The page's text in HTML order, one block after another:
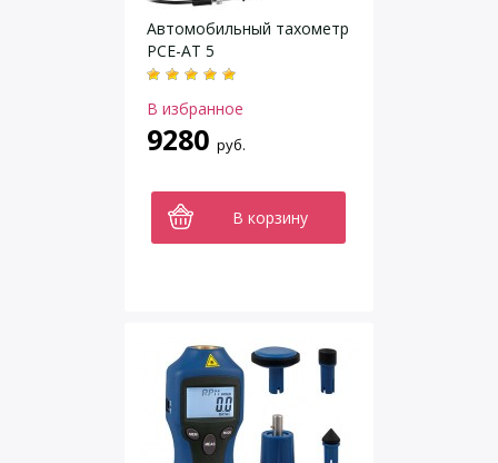
Автомобильный тахометр
PCE-AT 5
В избранное
9280 руб.
В корзину